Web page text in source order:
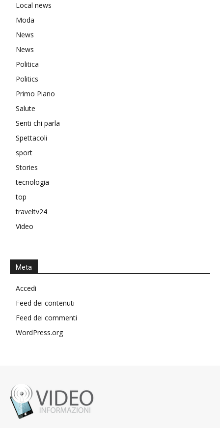
Local news
Moda
News
News
Politica
Politics
Primo Piano
Salute
Senti chi parla
Spettacoli
sport
Stories
tecnologia
top
traveltv24
Video
Meta
Accedi
Feed dei contenuti
Feed dei commenti
WordPress.org